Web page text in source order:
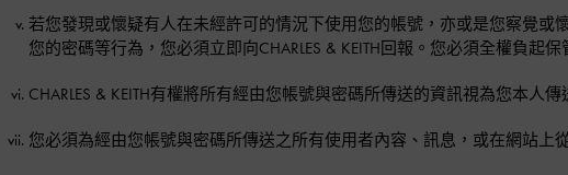
若您發現或懷疑有人在未經許可的情況下使用您的帳號，亦或是您察覺
您的密碼等行為，您必須立即向CHARLES & KEITH回報。您必須全權負起
CHARLES & KEITH有權將所有經由您帳號與密碼所傳送的資訊視為您本人
您必須為經由您帳號與密碼所傳送之所有使用者內容、訊息，或在網站上